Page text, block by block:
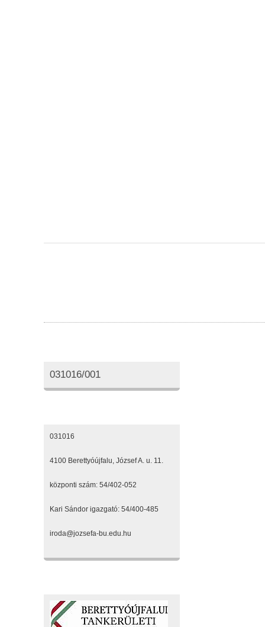
031016/001
031016
4100 Berettyóújfalu, József A. u. 11.
központi szám: 54/402-052
Kari Sándor igazgató: 54/400-485
iroda@jozsefa-bu.edu.hu